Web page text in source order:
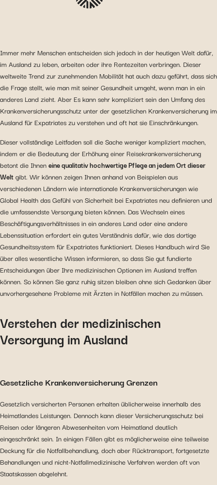
Immer mehr Menschen entscheiden sich jedoch in der heutigen Welt dafür,
im Ausland zu leben, arbeiten oder ihre Rentezeiten verbringen. Dieser
weltweite Trend zur zunehmenden Mobilität hat auch dazu geführt, dass sich
die Frage stellt, wie man mit seiner Gesundheit umgeht, wenn man in ein
anderes Land zieht. Aber Es kann sehr kompliziert sein den Umfang des
Krankenversicherungsschutz unter der gesetzlichen Krankenversicherung im
Ausland für Expatriates zu verstehen und oft hat sie Einschränkungen.
Dieser vollständige Leitfaden soll die Sache weniger kompliziert machen,
indem er die Bedeutung der Erhöhung einer Reisekrankenversicherung
betont die Ihneneine qualitativ hochwertige Pflege an jedem Ort dieser
Weltgibt. Wir können zeigen Ihnen anhand von Beispielen aus
verschiedenen Ländern wie internationale Krankenversicherungen wie
Global Health das Gefühl von Sicherheit bei Expatriates neu definieren und
die umfassendste Versorgung bieten können. Das Wechseln eines
Beschäftigungsverhältnisses in ein anderes Land oder eine andere
Lebenssituation erfordert ein gutes Verständnis dafür, wie das dortige
Gesundheitssystem für Expatriates funktioniert. Dieses Handbuch wird Sie
über alles wesentliche Wissen informieren, so dass Sie gut fundierte
Entscheidungen über Ihre medizinischen Optionen im Ausland treffen
können. So können Sie ganz ruhig sitzen bleiben ohne sich Gedanken über
unvorhergesehene Probleme mit Ärzten in Notfällen machen zu müssen.
Verstehen der medizinischen
Versorgung im Ausland
Gesetzliche Krankenversicherung Grenzen
Gesetzlich versicherten Personen erhalten üblicherweise innerhalb des
Heimatlandes Leistungen. Dennoch kann dieser Versicherungsschutz bei
Reisen oder längeren Abwesenheiten vom Heimatland deutlich
eingeschränkt sein. In einigen Fällen gibt es möglicherweise eine teilweise
Deckung für die Notfallbehandlung, doch aber Rücktransport, fortgesetzte
Behandlungen und nicht-Notfallmedizinische Verfahren werden oft von
Staatskassen abgelehnt.